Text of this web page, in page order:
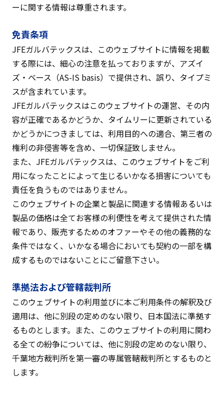
ーに関する情報は尊重されます。
免責条項
JFEガルバテックスは、このウェブサイトに情報を掲載
する際には、細心の注意を払っておりますが、アズイ
ズ・ベース（AS-IS basis）で提供され、誤り、タイプミ
スが含まれています。
JFEガルバテックスはこのウェブサイトの運営、その内
容が正確であるかどうか、タイムリーに更新されている
かどうかにつきましては、利用目的への適合、第三者の
権利の非侵害等を含め、一切保証致しません。
また、JFEガルバテックスは、このウェブサイトをご利
用になったことによって生じるいかなる損害についても
責任を負うものではありません。
このウェブサイトの企業と製品に関連する情報あるいは
製品の価格は全てお客様の利便性を考えて提供された情
報であり、販売するためのオファーやその他の義務的な
条件ではなく、いかなる場合においても契約の一部を構
成するものではないことにご留意下さい。
準拠法および管轄裁判所
このウェブサイトの利用並びに本ご利用条件の解釈及び
適用は、他に別段の定めのない限り、日本国法に準拠す
るものとします。また、このウェブサイトの利用に関わ
る全ての紛争については、他に別段の定めのない限り、
千葉地方裁判所を第一審の専属管轄裁判所とするものと
します。